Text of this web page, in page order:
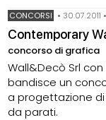
CONCORSI • 30.07.2011 •
Contemporary
concorso di grafica
Wall&Decò Srl
bandisce un
a progettazione
da parati.